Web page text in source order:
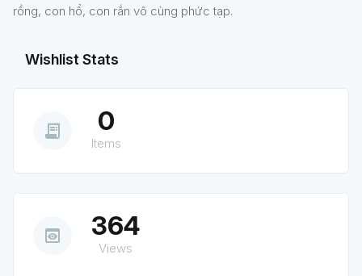
rồng, con hổ, con rắn vô cùng phức tạp.
Wishlist Stats
receipt_long 0
Items
preview 364
Views